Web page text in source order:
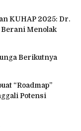
KUHAP 2025: Dr.
Menolak
Berikutnya
“Roadmap”
Potensi